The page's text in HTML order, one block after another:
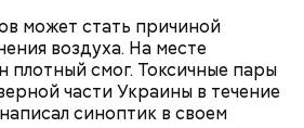
может стать причиной
воздуха. На месте
плотный смог. Токсичные пары
части Украины в течение
синоптик в своем
что часы Судного дня
привлечь к проблемам
климатических изменений
войн.